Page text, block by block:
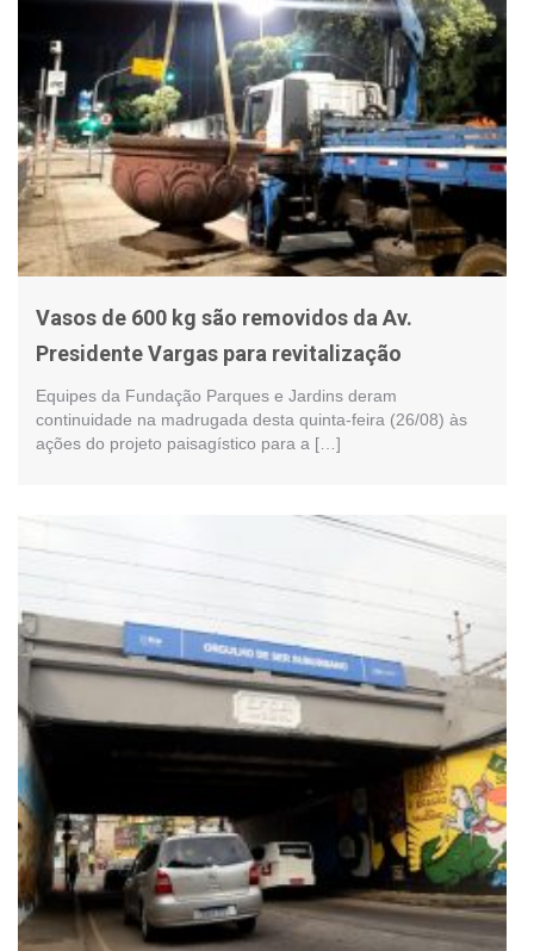
Vasos de 600 kg são removidos da Av.
Presidente Vargas para revitalização
Equipes da Fundação Parques e Jardins deram
continuidade na madrugada desta quinta-feira (26/08) às
ações do projeto paisagístico para a […]